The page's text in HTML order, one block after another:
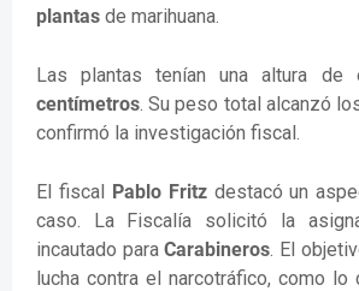
plantas de marihuana.
Las plantas tenían una altura de
centímetros. Su peso total alcanzó
confirmó la investigación fiscal.
El fiscal Pablo Fritzdestacó un
caso. La Fiscalía solicitó la
incautado paraCarabineros. El
lucha contra el narcotráfico, como lo